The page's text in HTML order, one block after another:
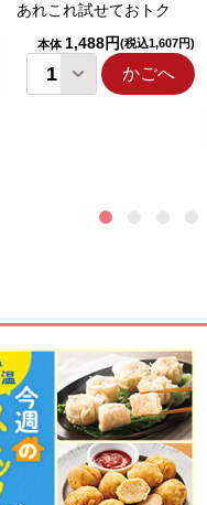
あれこれ試せておトク
本体 1,488円(税込1,607円)
かごへ